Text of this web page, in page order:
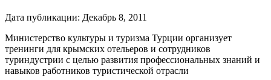
Дата публикации: Декабрь 8, 2011
Министерство культуры и туризма Турции организует
тренинги для крымских отельеров и сотрудников
туриндустрии с целью развития профессиональных знаний и
навыков работников туристической отрасли